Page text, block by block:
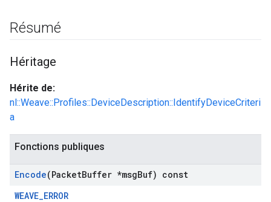
Résumé
Héritage
Hérite de:
nl::Weave::Profiles::DeviceDescription::IdentifyDeviceCriteri
a
Fonctions publiques
Encode(PacketBuffer *msgBuf) const
WEAVE_ERROR